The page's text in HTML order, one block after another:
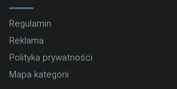
Regulamin
Reklama
Polityka prywatności
Mapa kategorii